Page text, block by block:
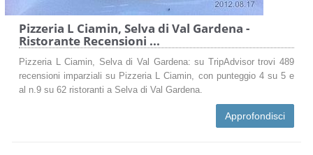
Pizzeria L Ciamin, Selva di Val Gardena -
Ristorante Recensioni ...
Pizzeria L Ciamin, Selva di Val Gardena: su TripAdvisor trovi 489
recensioni imparziali su Pizzeria L Ciamin, con punteggio 4 su 5 e
al n.9 su 62 ristoranti a Selva di Val Gardena.
Approfondisci